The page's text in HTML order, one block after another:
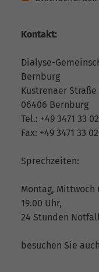
Kontakt:
Dialyse-
Bernburg
Kustrenaer Straße
06406 Bernburg
Tel.: +49 3471 33
Fax: +49 3471 33
Sprechzeiten:
Montag, Mittwoch
19.00 Uhr,
24 Stunden
besuchen Sie